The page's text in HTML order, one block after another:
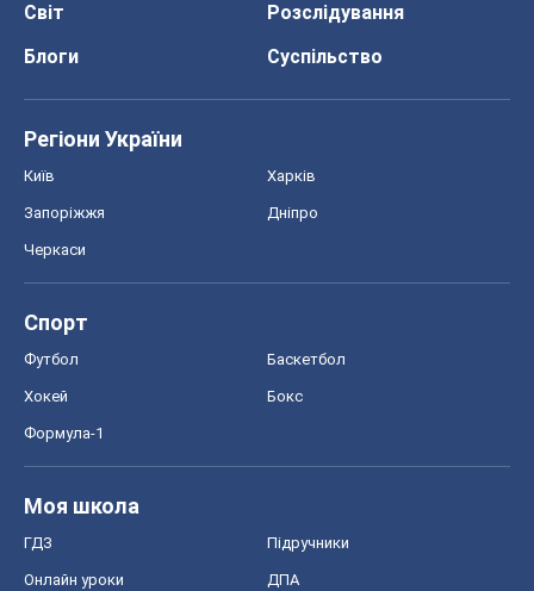
Світ
Розслідування
Блоги
Суспільство
Регіони України
Київ Харків
Запоріжжя Дніпро
Черкаси
Спорт
Футбол Баскетбол
Хокей Бокс
Формула-1
Моя школа
ГДЗ Підручники
Онлайн уроки ДПА